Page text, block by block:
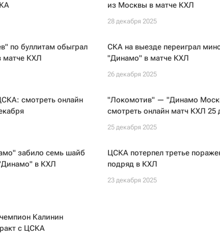
из Москвы в матче КХЛ
28 декабря 2025
по буллитам обыграл
матче КХЛ
СКА на выезде переиграл
"Динамо" в матче КХЛ
26 декабря 2025
смотреть онлайн
"Локомотив" — "Динамо
смотреть онлайн матч КХЛ 25
25 декабря 2025
забило семь шайб
в КХЛ
ЦСКА потерпел третье
подряд в КХЛ
23 декабря 2025
Калинин
с ЦСКА